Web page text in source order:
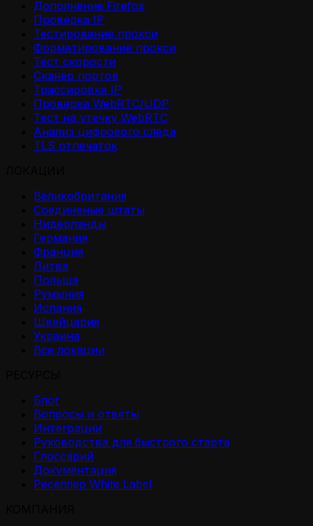
Дополнение Firefox
Проверка IP
Тестирование прокси
Форматирование прокси
Тест скорости
Сканер портов
Трассировка IP
Проверка WebRTC/UDP
Тест на утечку WebRTC
Анализ цифрового следа
TLS отпечаток
Великобритания
Соединеные штаты
Нидерланды
Германия
Франция
Литва
Польша
Румыния
Испания
Швейцария
Украина
Все локации
Блог
Вопросы и ответы
Интеграции
Руководства для быстрого старта
Глоссарий
Документация
Реселлер White Label